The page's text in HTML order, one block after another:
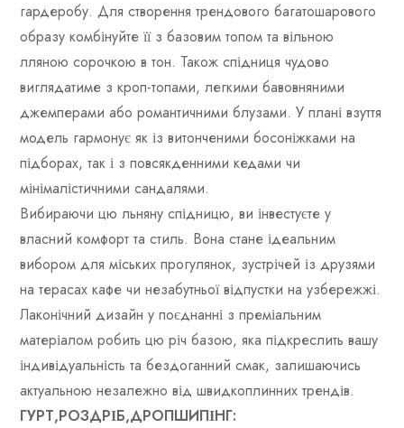
гардеробу. Для створення трендового багатошарового
образу комбінуйте її з базовим топом та вільною
лляною сорочкою в тон. Також спідниця чудово
виглядатиме з кроп-топами, легкими бавовняними
джемперами або романтичними блузами. У плані взуття
модель гармонує як із витонченими босоніжками на
підборах, так і з повсякденними кедами чи
мінімалістичними сандалями.
Вибираючи цю льняну спідницю, ви інвестуєте у
власний комфорт та стиль. Вона стане ідеальним
вибором для міських прогулянок, зустрічей із друзями
на терасах кафе чи незабутньої відпустки на узбережжі.
Лаконічний дизайн у поєднанні з преміальним
матеріалом робить цю річ базою, яка підкреслить вашу
індивідуальність та бездоганний смак, залишаючись
актуальною незалежно від швидкоплинних трендів.
ГУРТ,РОЗДРІБ,ДРОПШИПІНГ: